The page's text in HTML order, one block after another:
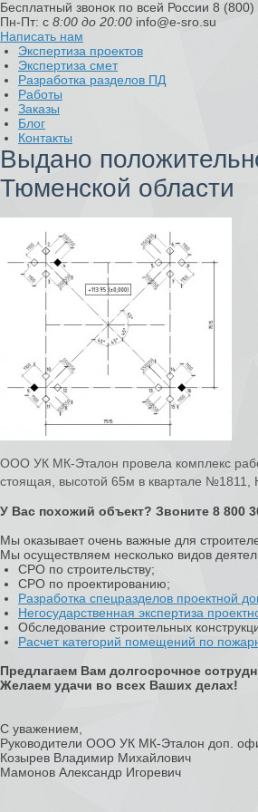
Бесплатный звонок по всей России 8 (800)
Пн-Пт: с 8:00 до 20:00 info@e-sro.su
Написать нам
Экспертиза проектов
Экспертиза смет
Разработка разделов ПД
Работы
Заказы
Блог
Контакты
Выдано
Тюменской области
ООО УК МК-Эталон провела комплекс
стоящая, высотой 65м в квартале №1811,
У Вас похожий объект? Звоните 8 800
Мы оказывает очень важные для
Мы осуществляем несколько видов
СРО по строительству;
СРО по проектированию;
Разработка спецразделов проектной
Негосударственная экспертиза
Обследование строительных
Расчет категорий помещений по
Предлагаем Вам долгосрочное
Желаем удачи во всех Ваших делах!
С уважением,
Руководители ООО УК МК-Эталон доп.
Козырев Владимир Михайлович
Мамонов Александр Игоревич